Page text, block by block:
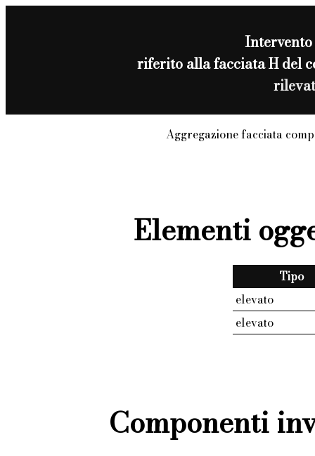
riferito alla facciata H del
Aggregazione facciata
Elementi
Tipo
elevato
elevato
Componenti